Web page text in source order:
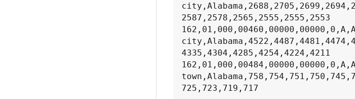
2587,2578,2565,2555,2555,2553
4335,4304,4285,4254,4224,4211
725,723,719,717